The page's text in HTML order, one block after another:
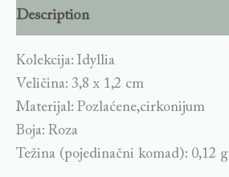
Description
Kolekcija: Idyllia
Veličina: 3,8 x 1,2 cm
Materijal: Pozlaćene,cirkonijum
Boja: Roza
Težina (pojedinačni komad): 0,12 g